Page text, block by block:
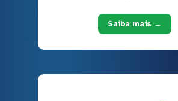
Saiba mais →